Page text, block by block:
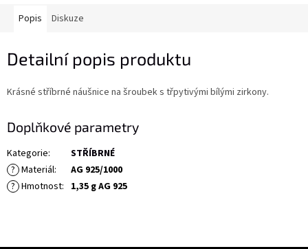
Popis Diskuze
Detailní popis produktu
Krásné stříbrné náušnice na šroubek s třpytivými bílými zirkony.
Doplňkové parametry
Kategorie:
STŘÍBRNÉ
? Materiál:
AG 925/1000
? Hmotnost: 1,35 g AG 925